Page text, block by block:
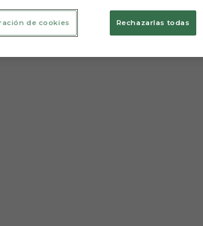
Rechazarlas todas
de cookies